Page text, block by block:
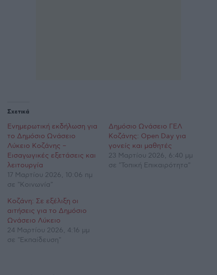
Σχετικά
Ενημερωτική εκδήλωση για
το Δημόσιο Ωνάσειο
Λύκειο Κοζάνης –
Εισαγωγικές εξετάσεις και
λειτουργία
17 Μαρτίου 2026, 10:06 πμ
σε "Κοινωνία"
Δημόσιο Ωνάσειο ΓΕΛ
Κοζάνης: Open Day για
γονείς και μαθητές
23 Μαρτίου 2026, 6:40 μμ
σε "Τοπική Επικαιρότητα"
Κοζάνη: Σε εξέλιξη οι
αιτήσεις για το Δημόσιο
Ωνάσειο Λύκειο
24 Μαρτίου 2026, 4:16 μμ
σε "Εκπαίδευση"